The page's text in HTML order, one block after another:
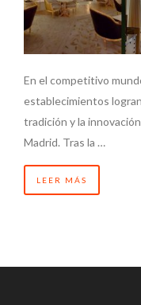
En el competitivo
establecimientos
tradición y la
Madrid. Tras la …
LEER MÁS